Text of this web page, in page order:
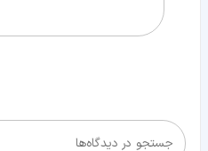
جستجو در دیدگاه‌ها